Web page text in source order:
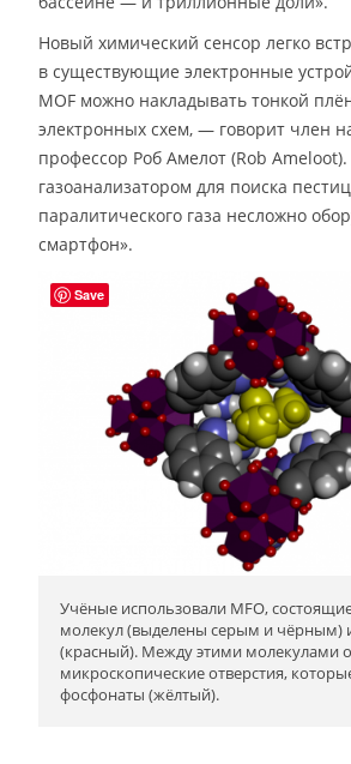
Новый химический сенсор легко
в существующие электронные
MOF можно накладывать тонкой
электронных схем, — говорит член
профессор Роб Амелот (Rob
газоанализатором для поиска
паралитического газа несложно
смартфон».
Учёные использовали MFO,
молекул (выделены серым и чёрным)
(красный). Между этими молекулами
микроскопические отверстия,
фосфонаты (жёлтый).
Save